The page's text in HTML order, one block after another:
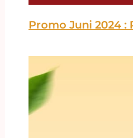
Promo Juni 2024